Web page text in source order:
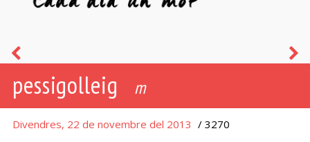
pessigolleig m
Divendres, 22 de novembre del 2013 / 3270
filar
prim